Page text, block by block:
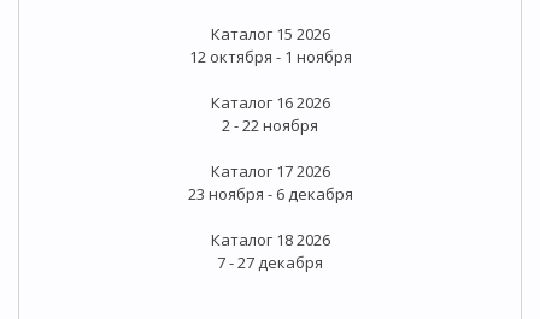
Каталог 15 2026
12 октября - 1 ноября
Каталог 16 2026
2 - 22 ноября
Каталог 17 2026
23 ноября - 6 декабря
Каталог 18 2026
7 - 27 декабря